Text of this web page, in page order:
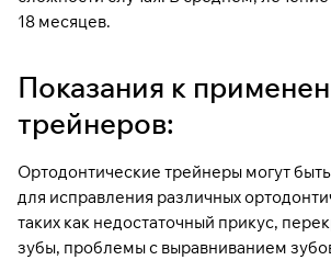
18 месяцев.
Показания к
трейнеров:
Ортодонтические трейнеры могут
для исправления различных
таких как недостаточный прикус,
зубы, проблемы с выравниванием